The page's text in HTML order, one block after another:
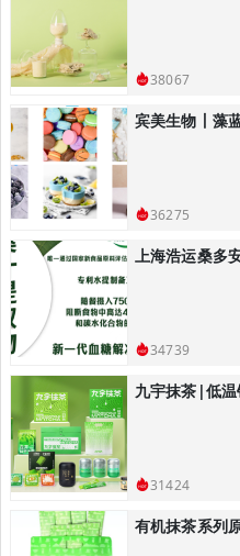
38067
宾美生物丨藻
36275
34739
31424
有机抹茶系列